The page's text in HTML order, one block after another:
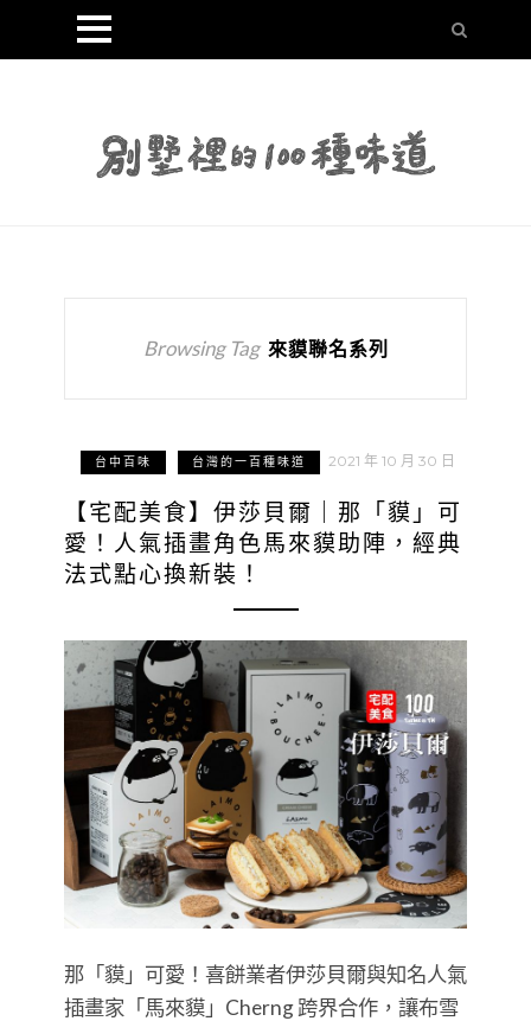
Browsing Tag 來貘聯名系列
台中百味 台灣的一百種味道 2021 年 10 月 30 日
【宅配美食】伊莎貝爾｜那「貘」可
愛！人氣插畫角色馬來貘助陣，經典
法式點心換新裝！
那「貘」可愛！喜餅業者伊莎貝爾與知名人氣
插畫家「馬來貘」Cherng 跨界合作，讓布雪